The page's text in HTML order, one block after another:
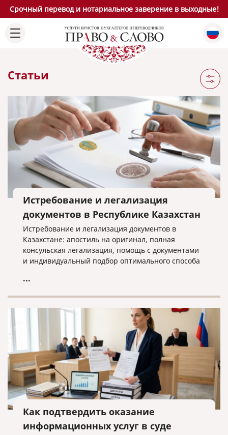
Срочный перевод и нотариальное заверение в выходные!
Статьи
Истребование и легализация
документов в Республике Казахстан
Истребование и легализация документов в
Казахстане: апостиль на оригинал, полная
консульская легализация, помощь с документами
и индивидуальный подбор оптимального способа
...
Как подтвердить оказание
информационных услуг в суде